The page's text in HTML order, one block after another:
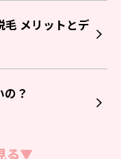
毛 メリットとデ
？
る▼